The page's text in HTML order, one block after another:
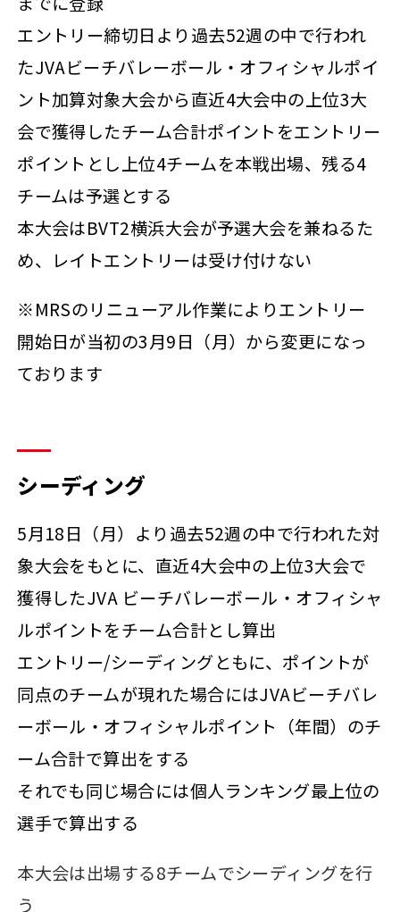
エントリー締切日より過去52週の中で行われ
たJVAビーチバレーボール・オフィシャルポイ
ント加算対象大会から直近4大会中の上位3大
会で獲得したチーム合計ポイントをエントリー
ポイントとし上位4チームを本戦出場、残る4
チームは予選とする
本大会はBVT2横浜大会が予選大会を兼ねるた
め、レイトエントリーは受け付けない
※MRSのリニューアル作業によりエントリー
開始日が当初の3月9日（月）から変更になっ
ております
シーディング
5月18日（月）より過去52週の中で行われた対
象大会をもとに、直近4大会中の上位3大会で
獲得したJVA ビーチバレーボール・オフィシャ
ルポイントをチーム合計とし算出
エントリー/シーディングともに、ポイントが
同点のチームが現れた場合にはJVAビーチバレ
ーボール・オフィシャルポイント（年間）のチ
ーム合計で算出をする
それでも同じ場合には個人ランキング最上位の
選手で算出する
本大会は出場する8チームでシーディングを行
う